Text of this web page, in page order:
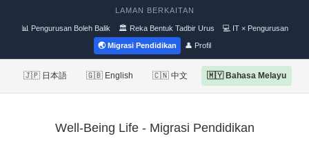
LAMAN BERKAITAN
📊 Pengurusan Boleh Balik 🏛 Reka Bentuk Tadbir Urus 💻 IT × Pengurusan
🌏 Migrasi Pendidikan 👤 Profil
🇯🇵 日本語 🇬🇧 English 🇨🇳 中文 🇲🇾 Bahasa Melayu
Well-Being Life - Migrasi Pendidikan